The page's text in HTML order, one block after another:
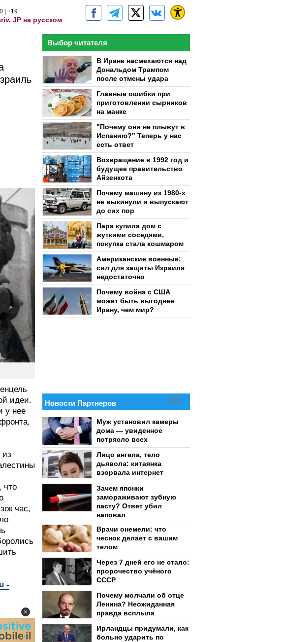
+19
JP на русском
идеи.
у нее
из
что
час,
-
Выбор читателя
В Иране насмехаются над
Дональдом Трампом
после отмены удара
Главные ошибки при
приготовлении сырников
на манке
"Почему они не плывут в
Испанию?" Теперь у нас
есть ответ
Возвращение в 1992 год и
будущее правительство
Айзенкота
Почему машину из 1980-х
не выкинули и выпускают
до сих пор
Пара купила дом с
жуткими соседями,
покупка стала кошмаром
Американские военные:
сил для защиты Израиля
недостаточно
Почему война с США
может быть выгоднее
Ирану, чем мир?